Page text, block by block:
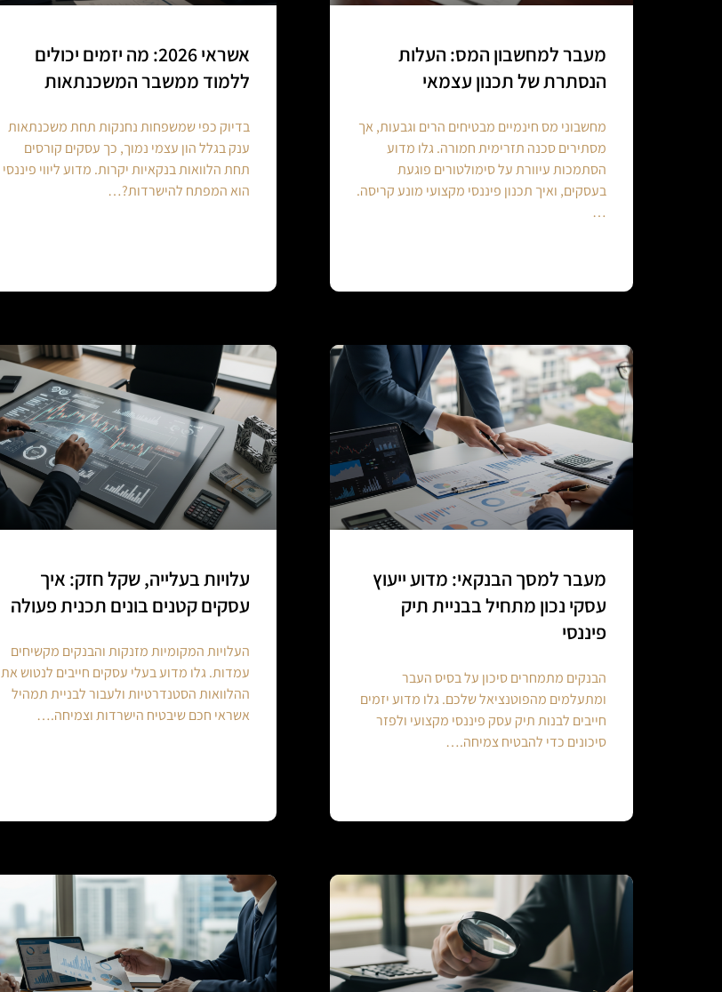
מעבר למחשבון המס: העלות
הנסתרת של תכנון עצמאי
מחשבוני מס חינמיים מבטיחים הרים וגבעות, אך
מסתירים סכנה תזרימית חמורה. גלו מדוע
הסתמכות עיוורת על סימולטורים פוגעת
בעסקים, ואיך תכנון פיננסי מקצועי מונע קריסה.
…
אשראי 2026: מה יזמים יכולים
ללמוד ממשבר המשכנתאות
בדיוק כפי שמשפחות נחנקות תחת משכנתאות
ענק בגלל הון עצמי נמוך, כך עסקים קורסים
תחת הלוואות בנקאיות יקרות. מדוע ליווי פיננסי
הוא המפתח להישרדות?…
מעבר למסך הבנקאי: מדוע ייעוץ
עסקי נכון מתחיל בבניית תיק
פיננסי
הבנקים מתמחרים סיכון על בסיס העבר
ומתעלמים מהפוטנציאל שלכם. גלו מדוע יזמים
חייבים לבנות תיק עסק פיננסי מקצועי ולפזר
סיכונים כדי להבטיח צמיחה.…
עלויות בעלייה, שקל חזק: איך
עסקים קטנים בונים תכנית פעולה
העלויות המקומיות מזנקות והבנקים מקשיחים
עמדות. גלו מדוע בעלי עסקים חייבים לנטוש את
ההלוואות הסטנדרטיות ולעבור לבניית תמהיל
אשראי חכם שיבטיח הישרדות וצמיחה.…